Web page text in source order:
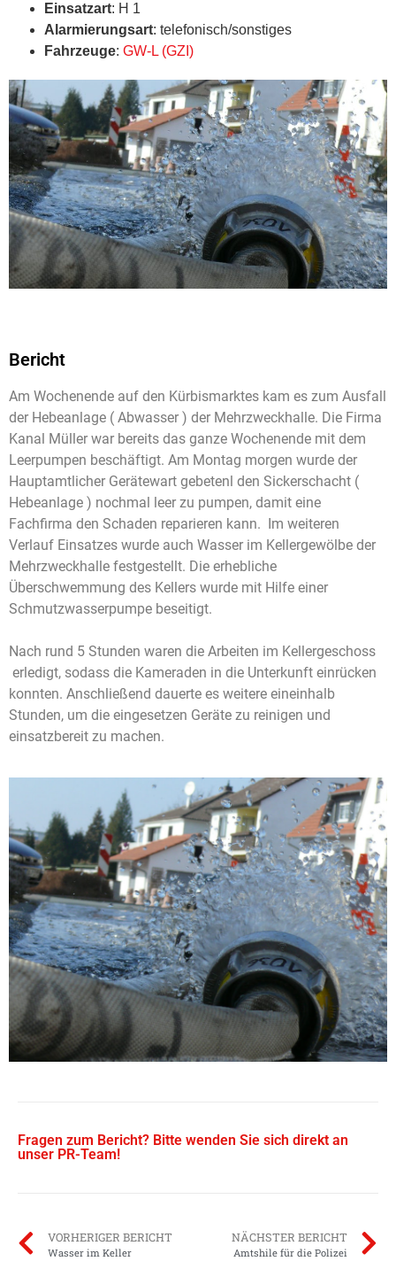
Einsatzart: H 1
Alarmierungsart: telefonisch/sonstiges
Fahrzeuge: GW-L (GZI)
Bericht
Am Wochenende auf den Kürbismarktes kam es zum Ausfall
der Hebeanlage ( Abwasser ) der Mehrzweckhalle. Die Firma
Kanal Müller war bereits das ganze Wochenende mit dem
Leerpumpen beschäftigt. Am Montag morgen wurde der
Hauptamtlicher Gerätewart gebetenl den Sickerschacht (
Hebeanlage ) nochmal leer zu pumpen, damit eine
Fachfirma den Schaden reparieren kann. Im weiteren
Verlauf Einsatzes wurde auch Wasser im Kellergewölbe der
Mehrzweckhalle festgestellt. Die erhebliche
Überschwemmung des Kellers wurde mit Hilfe einer
Schmutzwasserpumpe beseitigt.
Nach rund 5 Stunden waren die Arbeiten im Kellergeschoss
erledigt, sodass die Kameraden in die Unterkunft einrücken
konnten. Anschließend dauerte es weitere eineinhalb
Stunden, um die eingesetzen Geräte zu reinigen und
einsatzbereit zu machen.
Fragen zum Bericht? Bitte wenden Sie sich direkt an
unser PR-Team!
VORHERIGER BERICHT
Wasser im Keller
NÄCHSTER BERICHT
Amtshile für die Polizei